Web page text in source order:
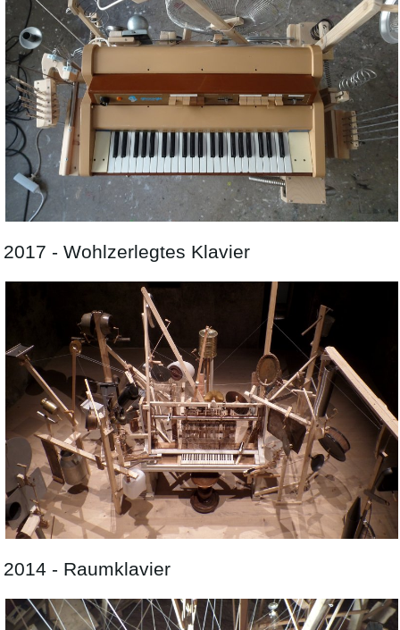
2017 - Wohlzerlegtes Klavier
2014 - Raumklavier